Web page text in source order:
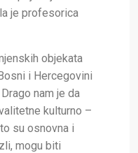
je profesorica
objekata
i Hercegovini
nam je da
kulturno –
su osnovna i
mogu biti